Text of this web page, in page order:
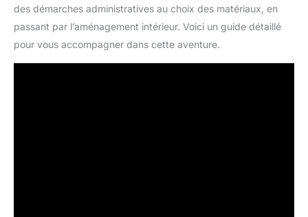
des démarches administratives au choix des matériaux, en
passant par l’aménagement intérieur. Voici un guide détaillé
pour vous accompagner dans cette aventure.